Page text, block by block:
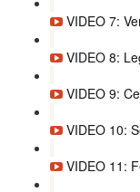
VIDEO 7:
VIDEO 8:
VIDEO 9:
VIDEO 10:
VIDEO 11: